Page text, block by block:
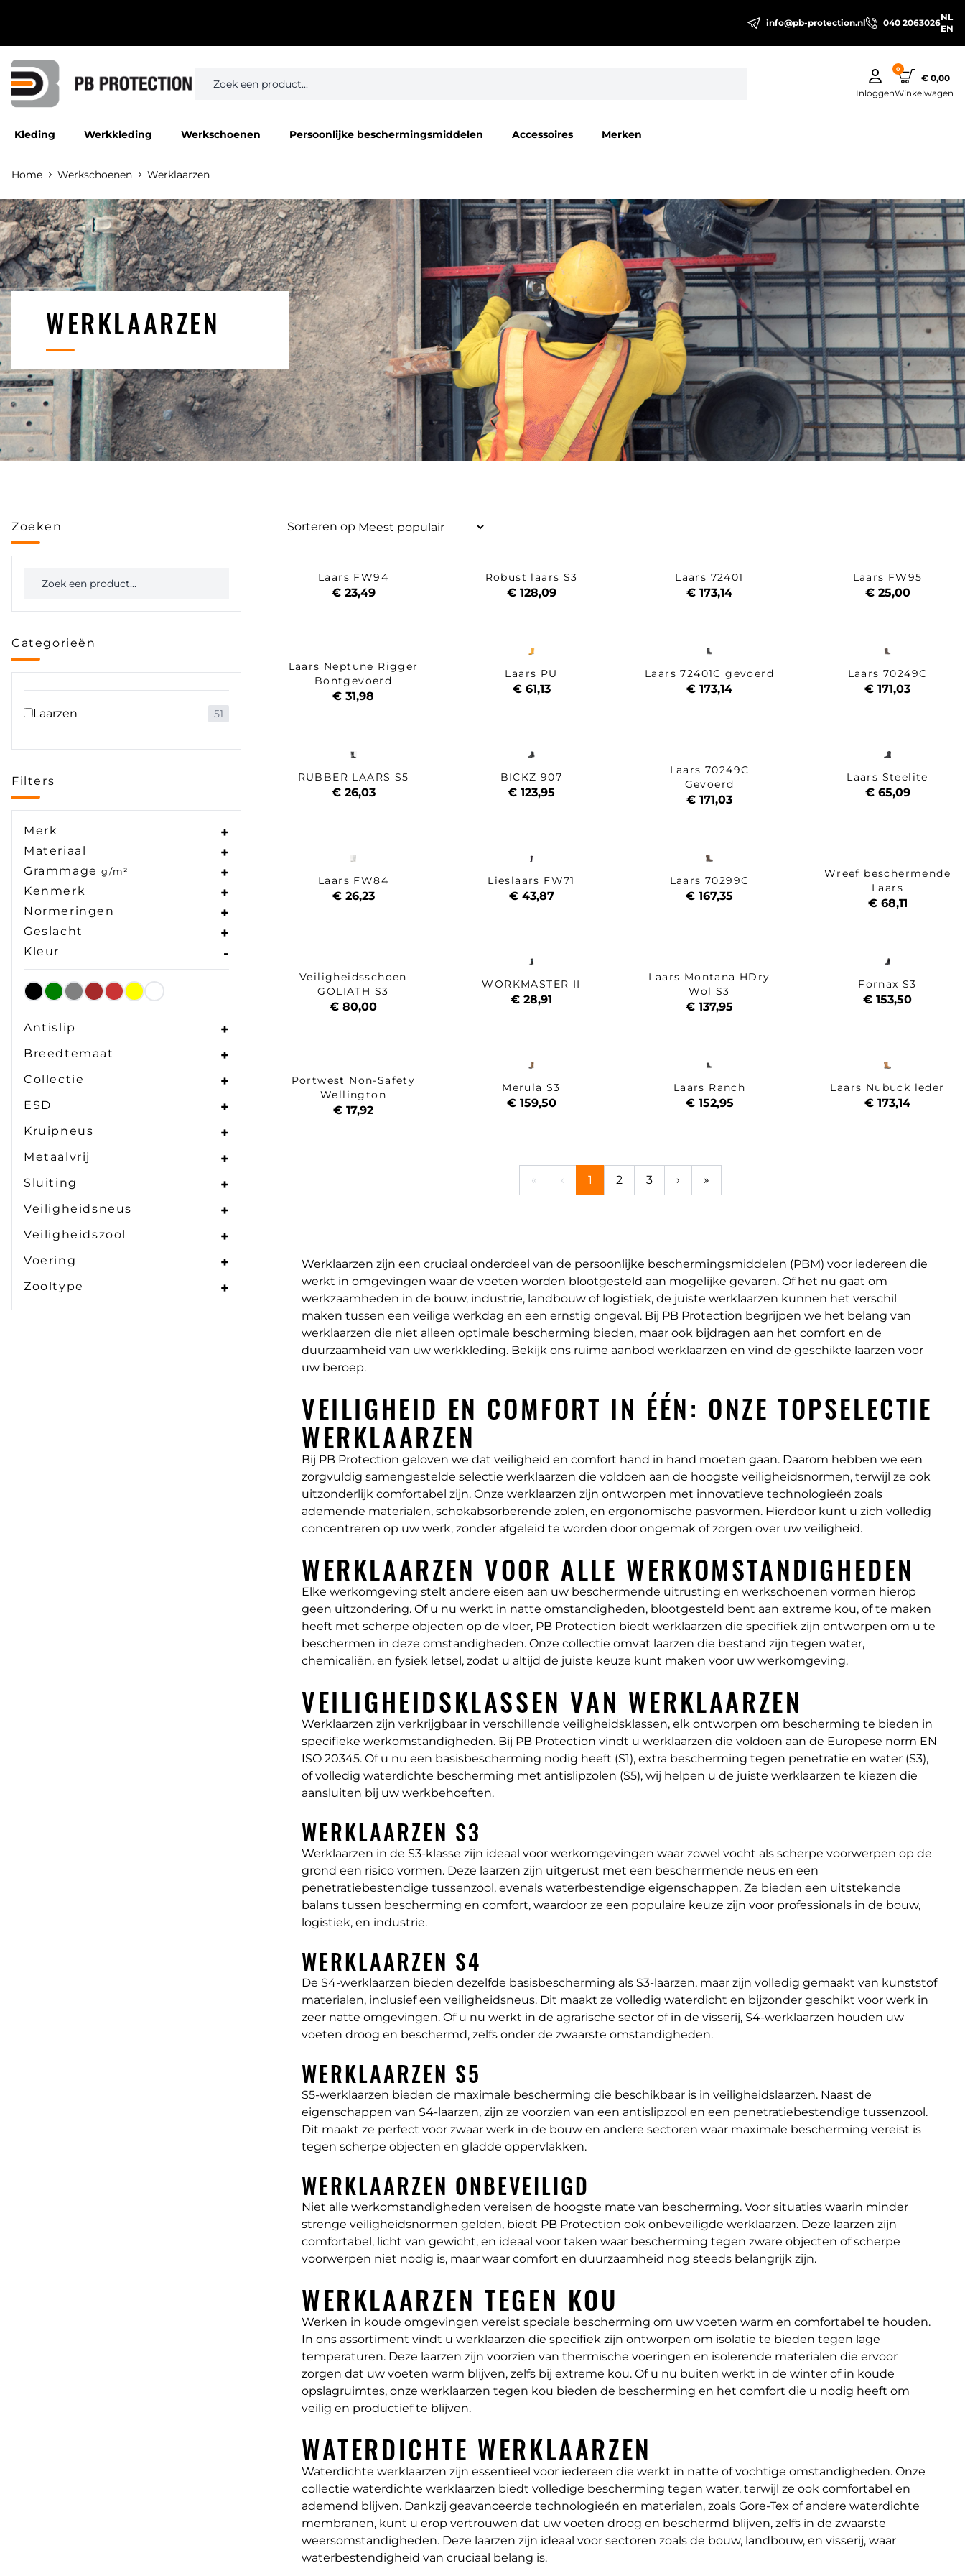
info@pb-protection.nl 040 2063026
NL
EN
Inloggen
0
€ 0,00
Winkelwagen
Kleding Werkkleding Werkschoenen Persoonlijke beschermingsmiddelen Accessoires Merken
Home Werkschoenen Werklaarzen
WERKLAARZEN
Zoeken
Categorieën
Laarzen 51
Filters
Merk +
Materiaal +
Grammageg/m² +
Kenmerk +
Normeringen +
Geslacht +
Kleur -
Antislip +
Breedtemaat +
Collectie +
ESD +
Kruipneus +
Metaalvrij +
Sluiting +
Veiligheidsneus +
Veiligheidszool +
Voering +
Zooltype +
Sorteren op
Laars FW94
€ 23,49
Robust laars S3
€ 128,09
Laars 72401
€ 173,14
Laars FW95
€ 25,00
Laars Neptune Rigger
Bontgevoerd
€ 31,98
Laars PU
€ 61,13
Laars 72401C gevoerd
€ 173,14
Laars 70249C
€ 171,03
RUBBER LAARS S5
€ 26,03
BICKZ 907
€ 123,95
Laars 70249C
Gevoerd
€ 171,03
Laars Steelite
€ 65,09
Laars FW84
€ 26,23
Lieslaars FW71
€ 43,87
Laars 70299C
€ 167,35
Wreef beschermende
Laars
€ 68,11
Veiligheidsschoen
GOLIATH S3
€ 80,00
WORKMASTER II
€ 28,91
Laars Montana HDry
Wol S3
€ 137,95
Fornax S3
€ 153,50
Portwest Non-Safety
Wellington
€ 17,92
Merula S3
€ 159,50
Laars Ranch
€ 152,95
Laars Nubuck leder
€ 173,14
« ‹ 1 2 3 › »
Werklaarzen zijn een cruciaal onderdeel van de persoonlijke beschermingsmiddelen (PBM) voor iedereen die
werkt in omgevingen waar de voeten worden blootgesteld aan mogelijke gevaren. Of het nu gaat om
werkzaamheden in de bouw, industrie, landbouw of logistiek, de juiste werklaarzen kunnen het verschil
maken tussen een veilige werkdag en een ernstig ongeval. Bij PB Protection begrijpen we het belang van
werklaarzen die niet alleen optimale bescherming bieden, maar ook bijdragen aan het comfort en de
duurzaamheid van uw werkkleding. Bekijk ons ruime aanbod werklaarzen en vind de geschikte laarzen voor
uw beroep.
VEILIGHEID EN COMFORT IN ÉÉN: ONZE TOPSELECTIE
WERKLAARZEN
Bij PB Protection geloven we dat veiligheid en comfort hand in hand moeten gaan. Daarom hebben we een
zorgvuldig samengestelde selectie werklaarzen die voldoen aan de hoogste veiligheidsnormen, terwijl ze ook
uitzonderlijk comfortabel zijn. Onze werklaarzen zijn ontworpen met innovatieve technologieën zoals
ademende materialen, schokabsorberende zolen, en ergonomische pasvormen. Hierdoor kunt u zich volledig
concentreren op uw werk, zonder afgeleid te worden door ongemak of zorgen over uw veiligheid.
WERKLAARZEN VOOR ALLE WERKOMSTANDIGHEDEN
Elke werkomgeving stelt andere eisen aan uw beschermende uitrusting en werkschoenen vormen hierop
geen uitzondering. Of u nu werkt in natte omstandigheden, blootgesteld bent aan extreme kou, of te maken
heeft met scherpe objecten op de vloer, PB Protection biedt werklaarzen die specifiek zijn ontworpen om u te
beschermen in deze omstandigheden. Onze collectie omvat laarzen die bestand zijn tegen water,
chemicaliën, en fysiek letsel, zodat u altijd de juiste keuze kunt maken voor uw werkomgeving.
VEILIGHEIDSKLASSEN VAN WERKLAARZEN
Werklaarzen zijn verkrijgbaar in verschillende veiligheidsklassen, elk ontworpen om bescherming te bieden in
specifieke werkomstandigheden. Bij PB Protection vindt u werklaarzen die voldoen aan de Europese norm EN
ISO 20345. Of u nu een basisbescherming nodig heeft (S1), extra bescherming tegen penetratie en water (S3),
of volledig waterdichte bescherming met antislipzolen (S5), wij helpen u de juiste werklaarzen te kiezen die
aansluiten bij uw werkbehoeften.
WERKLAARZEN S3
Werklaarzen in de S3-klasse zijn ideaal voor werkomgevingen waar zowel vocht als scherpe voorwerpen op de
grond een risico vormen. Deze laarzen zijn uitgerust met een beschermende neus en een
penetratiebestendige tussenzool, evenals waterbestendige eigenschappen. Ze bieden een uitstekende
balans tussen bescherming en comfort, waardoor ze een populaire keuze zijn voor professionals in de bouw,
logistiek, en industrie.
WERKLAARZEN S4
De S4-werklaarzen bieden dezelfde basisbescherming als S3-laarzen, maar zijn volledig gemaakt van kunststof
materialen, inclusief een veiligheidsneus. Dit maakt ze volledig waterdicht en bijzonder geschikt voor werk in
zeer natte omgevingen. Of u nu werkt in de agrarische sector of in de visserij, S4-werklaarzen houden uw
voeten droog en beschermd, zelfs onder de zwaarste omstandigheden.
WERKLAARZEN S5
S5-werklaarzen bieden de maximale bescherming die beschikbaar is in veiligheidslaarzen. Naast de
eigenschappen van S4-laarzen, zijn ze voorzien van een antislipzool en een penetratiebestendige tussenzool.
Dit maakt ze perfect voor zwaar werk in de bouw en andere sectoren waar maximale bescherming vereist is
tegen scherpe objecten en gladde oppervlakken.
WERKLAARZEN ONBEVEILIGD
Niet alle werkomstandigheden vereisen de hoogste mate van bescherming. Voor situaties waarin minder
strenge veiligheidsnormen gelden, biedt PB Protection ook onbeveiligde werklaarzen. Deze laarzen zijn
comfortabel, licht van gewicht, en ideaal voor taken waar bescherming tegen zware objecten of scherpe
voorwerpen niet nodig is, maar waar comfort en duurzaamheid nog steeds belangrijk zijn.
WERKLAARZEN TEGEN KOU
Werken in koude omgevingen vereist speciale bescherming om uw voeten warm en comfortabel te houden.
In ons assortiment vindt u werklaarzen die specifiek zijn ontworpen om isolatie te bieden tegen lage
temperaturen. Deze laarzen zijn voorzien van thermische voeringen en isolerende materialen die ervoor
zorgen dat uw voeten warm blijven, zelfs bij extreme kou. Of u nu buiten werkt in de winter of in koude
opslagruimtes, onze werklaarzen tegen kou bieden de bescherming en het comfort die u nodig heeft om
veilig en productief te blijven.
WATERDICHTE WERKLAARZEN
Waterdichte werklaarzen zijn essentieel voor iedereen die werkt in natte of vochtige omstandigheden. Onze
collectie waterdichte werklaarzen biedt volledige bescherming tegen water, terwijl ze ook comfortabel en
ademend blijven. Dankzij geavanceerde technologieën en materialen, zoals Gore-Tex of andere waterdichte
membranen, kunt u erop vertrouwen dat uw voeten droog en beschermd blijven, zelfs in de zwaarste
weersomstandigheden. Deze laarzen zijn ideaal voor sectoren zoals de bouw, landbouw, en visserij, waar
waterbestendigheid van cruciaal belang is.